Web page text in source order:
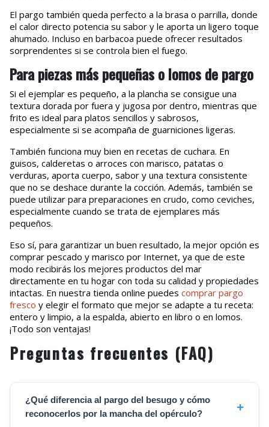
El pargo también queda perfecto a la brasa o parrilla, donde
el calor directo potencia su sabor y le aporta un ligero toque
ahumado. Incluso en barbacoa puede ofrecer resultados
sorprendentes si se controla bien el fuego.
Para piezas más pequeñas o lomos de pargo
Si el ejemplar es pequeño, a la plancha se consigue una
textura dorada por fuera y jugosa por dentro, mientras que
frito es ideal para platos sencillos y sabrosos,
especialmente si se acompaña de guarniciones ligeras.
También funciona muy bien en recetas de cuchara. En
guisos, calderetas o arroces con marisco, patatas o
verduras, aporta cuerpo, sabor y una textura consistente
que no se deshace durante la cocción. Además, también se
puede utilizar para preparaciones en crudo, como ceviches,
especialmente cuando se trata de ejemplares más
pequeños.
Eso sí, para garantizar un buen resultado, la mejor opción es
comprar pescado y marisco por Internet, ya que de este
modo recibirás los mejores productos del mar
directamente en tu hogar con toda su calidad y propiedades
intactas. En nuestra tienda online puedes comprar pargo
fresco y elegir el formato que mejor se adapte a tu receta:
entero y limpio, a la espalda, abierto en libro o en lomos.
¡Todo son ventajas!
Preguntas frecuentes (FAQ)
¿Qué diferencia al pargo del besugo y cómo
reconocerlos por la mancha del opérculo?